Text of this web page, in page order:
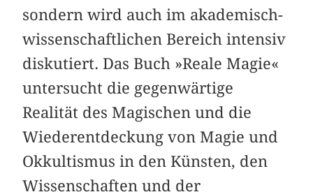
sondern wird auch im akademisch-
wissenschaftlichen Bereich intensiv
diskutiert. Das Buch »Reale Magie«
untersucht die gegenwärtige
Realität des Magischen und die
Wiederentdeckung von Magie und
Okkultismus in den Künsten, den
Wissenschaften und der